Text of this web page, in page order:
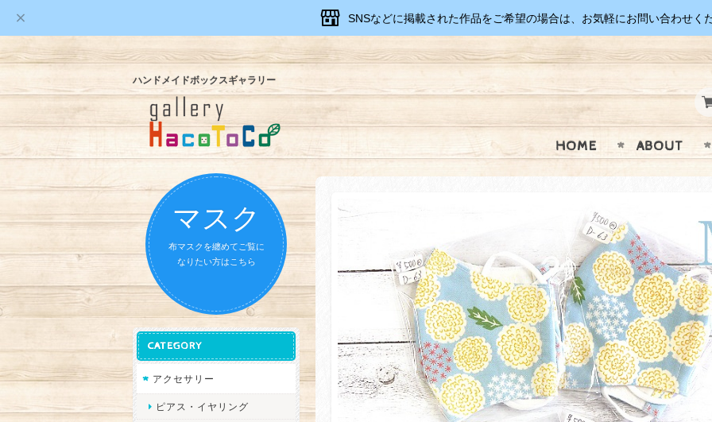
SNSなどに掲載された作品をご希望の場合は、お気軽にお問い合わせく
ハンドメイドボックスギャラリー
HOME ABOUT
マスク
布マスクを纏めてご覧に
なりたい方はこちら
CATEGORY
アクセサリー
ピアス・イヤリング